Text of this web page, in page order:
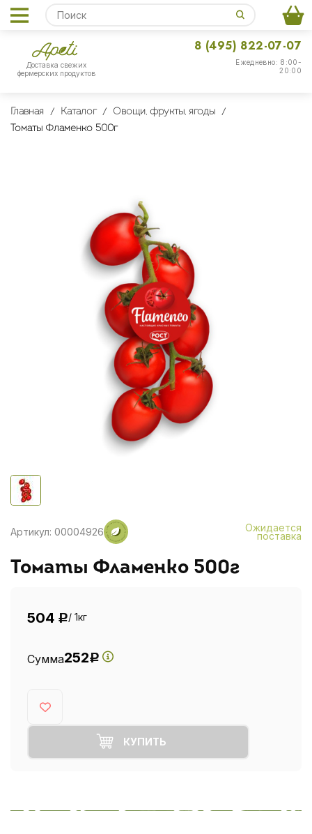
Доставка свежих
фермерских продуктов
Ежедневно: 8:00-
20:00
8 (495) 822-07-07
Главная Каталог
Овощи, фрукты, ягоды
Томаты Фламенко 500г
Артикул: 00004926 Ожидается
поставка
Томаты Фламенко 500г
504 Р/ 1кг
Сумма252Р
КУПИТЬ